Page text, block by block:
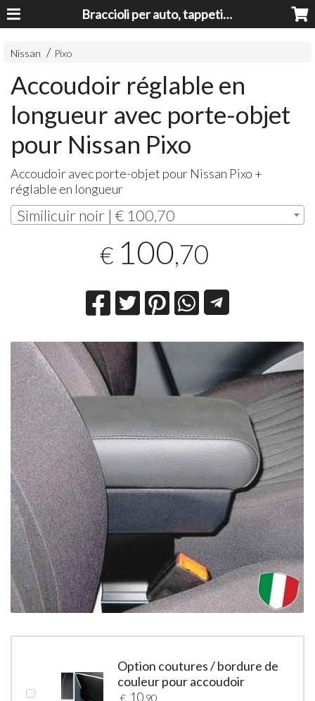
Braccioli per auto, tappeti auto, accessori auto MADE IN ITALY - Armrests, Mittelarmlehnen, Accoundoirs
Nissan Pixo
Accoudoir réglable en
longueur avec porte-objet
pour Nissan Pixo
Accoudoir avec porte-objet pour Nissan Pixo +
réglable en longueur
Similicuir noir | € 100,70
€ 100,70
Option coutures / bordure de
couleur pour accoudoir
€ 10 ,90